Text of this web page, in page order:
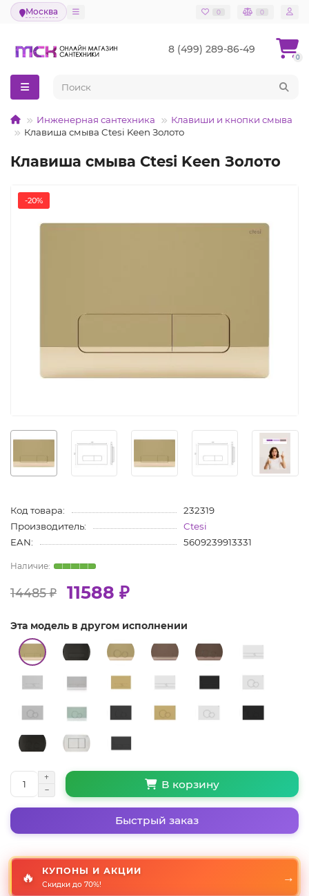
Москва 0 0
8 (499) 289-86-49
0
Инженерная сантехника
Клавиши и кнопки смыва
Клавиша смыва Ctesi Keen Золото
Клавиша смыва Ctesi Keen Золото
-20%
Код товара:
232319
Производитель:
Ctesi
EAN:
5609239913331
14485 ₽ 11588 ₽
Эта модель в другом исполнении
В корзину
Быстрый заказ
🔥 КУПОНЫ И АКЦИИ
Скидки до 70%!
→